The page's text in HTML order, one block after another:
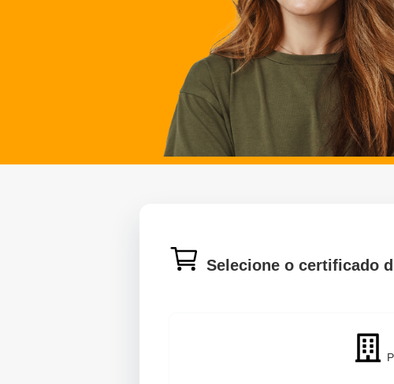
Selecione o certificado